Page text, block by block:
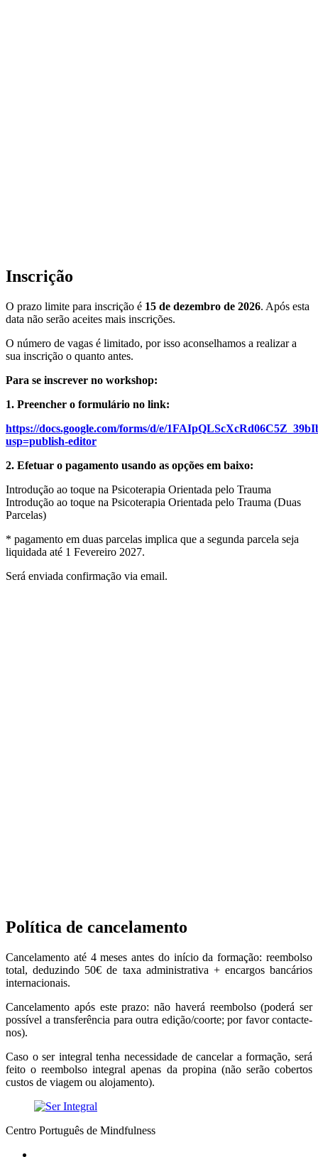
Inscrição
O prazo limite para inscrição é 15 de dezembro de 2026. Após esta
data não serão aceites mais inscrições.
O número de vagas é limitado, por isso aconselhamos a realizar a
sua inscrição o quanto antes.
Para se inscrever no workshop:
1. Preencher o formulário no link:
https://docs.google.com/forms/d/e/
usp=publish-editor
2. Efetuar o pagamento usando as opções em baixo:
Introdução ao toque na Psicoterapia Orientada pelo Trauma
Introdução ao toque na Psicoterapia Orientada pelo Trauma (Duas
Parcelas)
* pagamento em duas parcelas implica que a segunda parcela seja
liquidada até 1 Fevereiro 2027.
Será enviada confirmação via email.
Política de cancelamento
Cancelamento até 4 meses antes do início da formação: reembolso
total, deduzindo 50€ de taxa administrativa + encargos bancários
internacionais.
Cancelamento após este prazo: não haverá reembolso (poderá ser
possível a transferência para outra edição/coorte; por favor contacte-
nos).
Caso o ser integral tenha necessidade de cancelar a formação, será
feito o reembolso integral apenas da propina (não serão cobertos
custos de viagem ou alojamento).
Centro Português de Mindfulness